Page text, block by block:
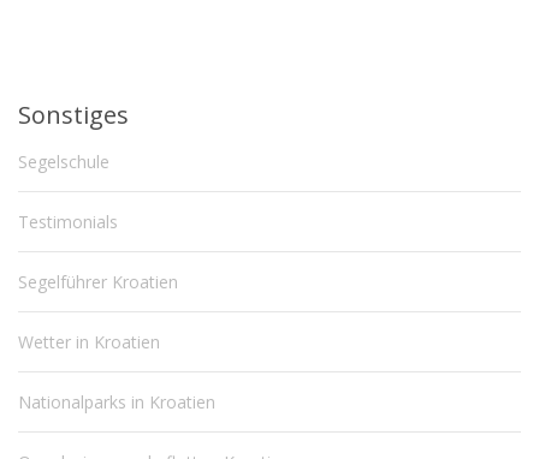
Sonstiges
Segelschule
Testimonials
Segelführer Kroatien
Wetter in Kroatien
Nationalparks in Kroatien